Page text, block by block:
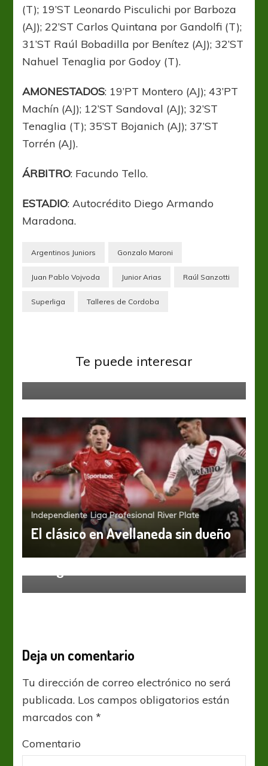
(T); 19’ST Leonardo Pisculichi por Barboza
(AJ); 22’ST Carlos Quintana por Gandolfi (T);
31’ST Raúl Bobadilla por Benítez (AJ); 32’ST
Nahuel Tenaglia por Godoy (T).
AMONESTADOS: 19’PT Montero (AJ); 43’PT
Machín (AJ); 12’ST Sandoval (AJ); 32’ST
Tenaglia (T); 35’ST Bojanich (AJ); 37’ST
Torrén (AJ).
ÁRBITRO: Facundo Tello.
ESTADIO: Autocrédito Diego Armando
Maradona.
Argentinos Juniors Gonzalo Maroni
Juan Pablo Vojvoda Junior Arias Raúl Sanzotti
Superliga Talleres de Cordoba
Te puede interesar
Gimnasia y Esgrima LP Liga Profesional Unión
Independiente Liga Profesional River Plate
El clásico en Avellaneda sin dueño
Liga Profesional
Deja un comentario
Tu dirección de correo electrónico no será
publicada. Los campos obligatorios están
marcados con*
Comentario